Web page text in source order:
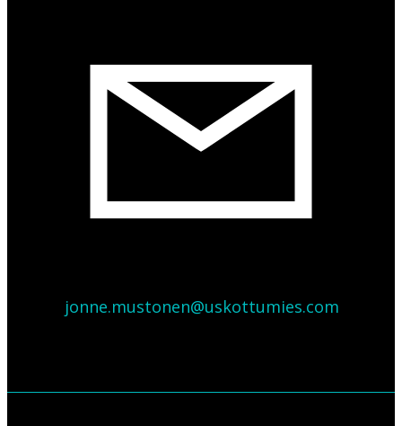
jonne.mustonen@uskottumies.com